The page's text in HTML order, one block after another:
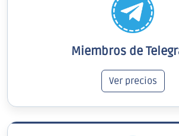
Miembros de
Ver precios